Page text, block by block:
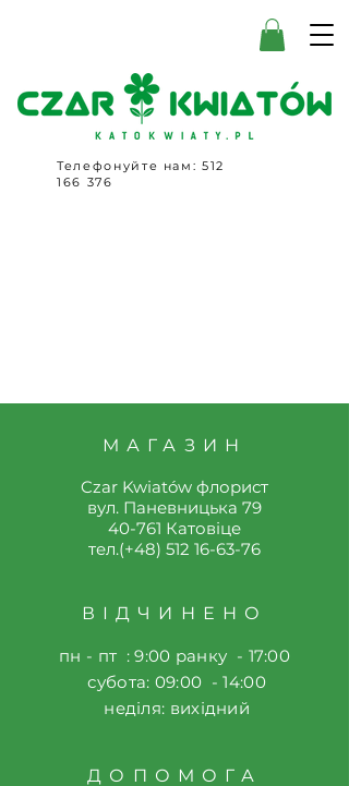
Телефонуйте нам:512
166 376
МАГАЗИН
Czar Kwiatów флорист
вул. Паневницька 79
40-761 Катовіце
тел.(+48) 512 16-63-76
ВІДЧИНЕНО
пн - пт : 9:00 ранку - 17:00
​​ субота: 09:00 - 14:00
​ неділя: вихідний
ДОПОМОГА